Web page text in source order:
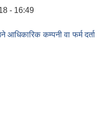
- 16:49
आधिकारिक कम्पनी वा फर्म दर्ता